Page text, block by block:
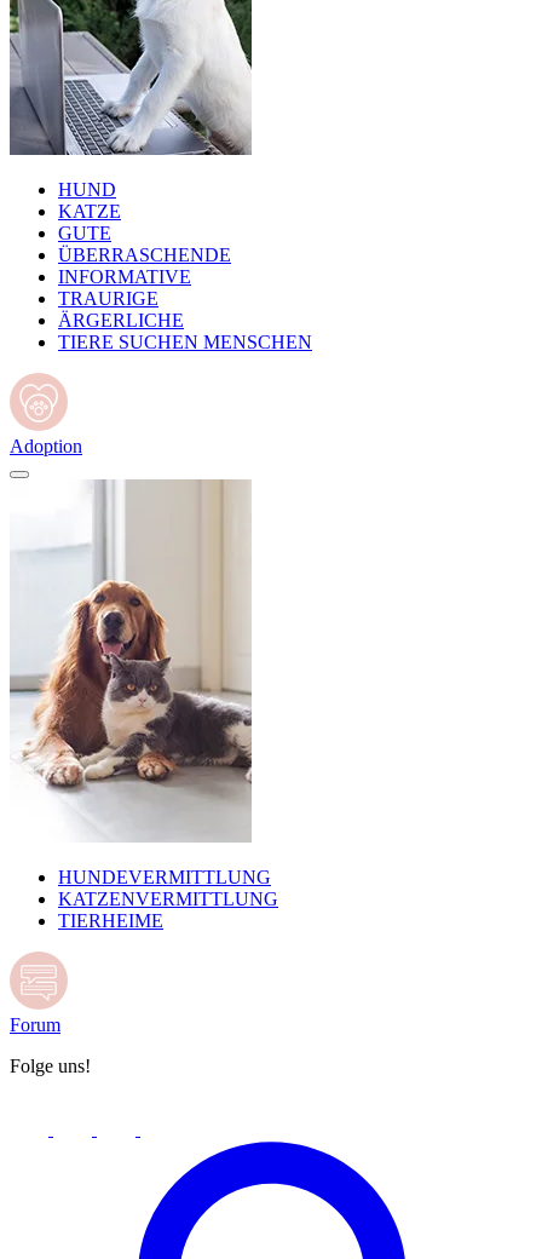
HUND
KATZE
GUTE
ÜBERRASCHENDE
INFORMATIVE
TRAURIGE
ÄRGERLICHE
TIERE SUCHEN MENSCHEN
Adoption
HUNDEVERMITTLUNG
KATZENVERMITTLUNG
TIERHEIME
Forum
Folge uns!